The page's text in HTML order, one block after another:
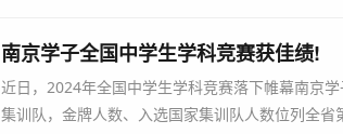
南京学子全国中学生学科竞赛获佳绩!
近日，2024年全国中学生学科竞赛落下帷幕南京
集训队，金牌人数、入选国家集训队人数位列全省